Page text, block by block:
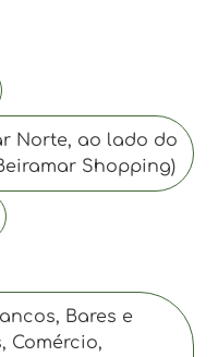
Norte, ao lado do
Shopping)
Bares e
Comércio,